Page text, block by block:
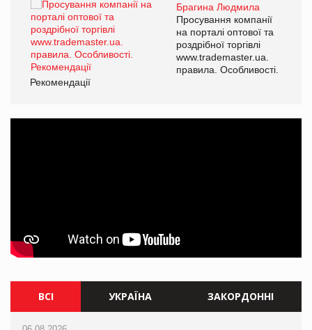
Брагина Людмила
Просування компанії
на порталі оптової та
роздрібної торгівлі
www.trademaster.ua.
правила. Особливості.
Рекомендації
ВСІ УКРАЇНА ЗАКОРДОННІ